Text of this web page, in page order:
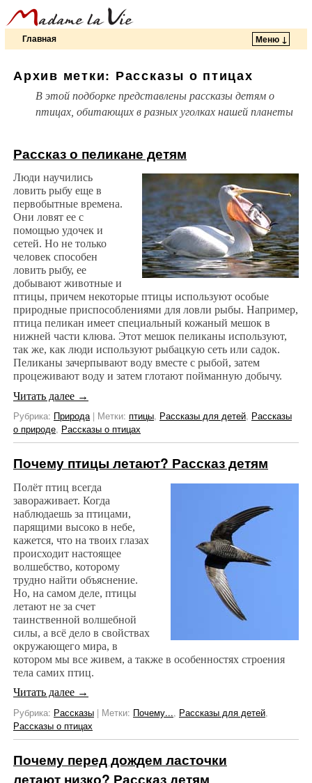
Главная Меню ↓
Архив метки: Рассказы о птицах
В этой подборке представлены рассказы детям о
птицах, обитающих в разных уголках нашей планеты
Рассказ о пеликане детям
Люди научились
ловить рыбу еще в
первобытные времена.
Они ловят ее с
помощью удочек и
сетей. Но не только
человек способен
ловить рыбу, ее
добывают животные и
птицы, причем некоторые птицы используют особые
природные приспособлениями для ловли рыбы. Например,
птица пеликан имеет специальный кожаный мешок в
нижней части клюва. Этот мешок пеликаны используют,
так же, как люди используют рыбацкую сеть или садок.
Пеликаны зачерпывают воду вместе с рыбой, затем
процеживают воду и затем глотают пойманную добычу.
Читать далее →
Рубрика: Природа | Метки: птицы, Рассказы для детей, Рассказы
о природе, Рассказы о птицах
Почему птицы летают? Рассказ детям
Полёт птиц всегда
завораживает. Когда
наблюдаешь за птицами,
парящими высоко в небе,
кажется, что на твоих глазах
происходит настоящее
волшебство, которому
трудно найти объяснение.
Но, на самом деле, птицы
летают не за счет
таинственной волшебной
силы, а всё дело в свойствах
окружающего мира, в
котором мы все живем, а также в особенностях строения
тела самих птиц.
Читать далее →
Рубрика: Рассказы | Метки: Почему..., Рассказы для детей,
Рассказы о птицах
Почему перед дождем ласточки
летают низко? Рассказ детям